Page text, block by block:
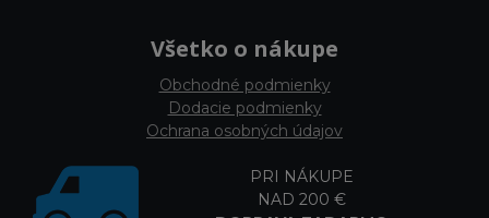
Všetko o nákupe
Obchodné podmienky
Dodacie podmienky
Ochrana osobných údajov
PRI NÁKUPE
NAD 200 €